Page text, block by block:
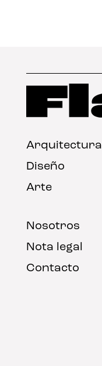
Arquitectura
Diseño
Arte
Nosotros
Nota legal
Contacto